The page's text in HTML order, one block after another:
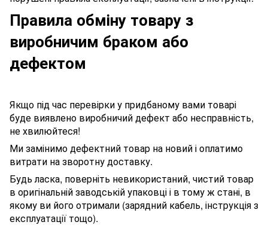
Правила обміну товару з
виробничим браком або
дефектом
Якщо під час перевірки у придбаному вами товарі
буде виявлено виробничий дефект або несправність,
не хвилюйтеся!
Ми замінимо дефектний товар на новий і оплатимо
витрати на зворотну доставку.
Будь ласка, поверніть невикористаний, чистий товар
в оригінальній заводській упаковці і в тому ж стані, в
якому ви його отримали (зарядний кабель, інструкція з
експлуатації тощо).